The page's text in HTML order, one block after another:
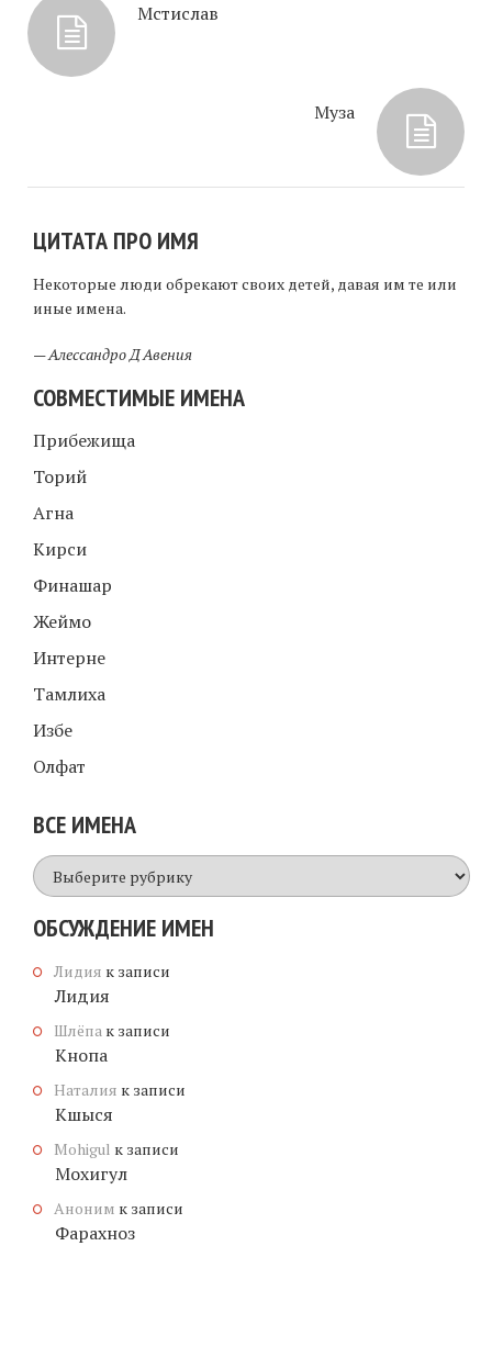
Мстислав
Муза
ЦИТАТА ПРО ИМЯ
Некоторые люди обрекают своих детей, давая им те или
иные имена.
—Алессандро Д Авения
СОВМЕСТИМЫЕ ИМЕНА
Прибежища
Торий
Агна
Кирси
Финашар
Жеймо
Интерне
Тамлиха
Избе
Олфат
ВСЕ ИМЕНА
Все
имена
ОБСУЖДЕНИЕ ИМЕН
Лидия к записи
Лидия
Шлёпа к записи
Кнопа
Наталия к записи
Кшыся
Mohigul к записи
Мохигул
Аноним к записи
Фарахноз